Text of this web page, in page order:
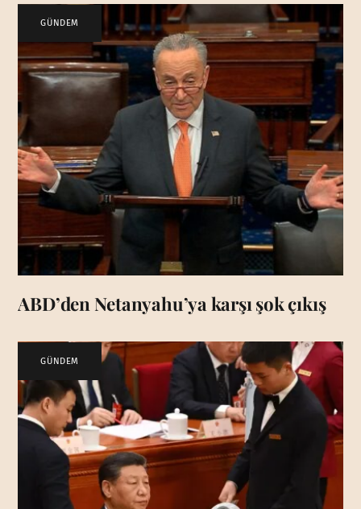
GÜNDEM
ABD’den Netanyahu’ya karşı şok çıkış
GÜNDEM